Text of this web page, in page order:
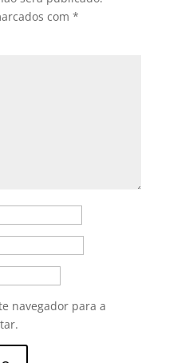
com *
navegador para a